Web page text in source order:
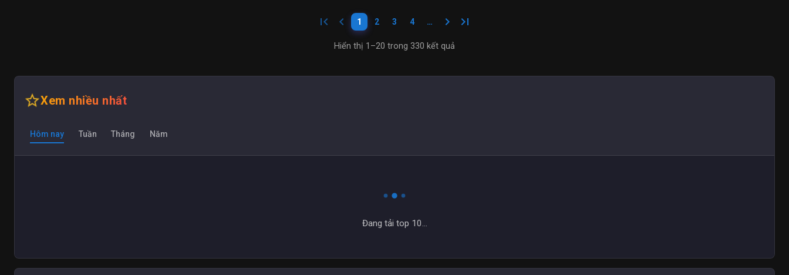
first_page keyboard_arrow_left 1 2 3 4 … keyboard_arrow_right last_page
Hiển thị 1–20 trong 330 kết quả
star_outlineXem nhiều nhất
Hôm nay Tuần Tháng Năm
Đang tải top 10...